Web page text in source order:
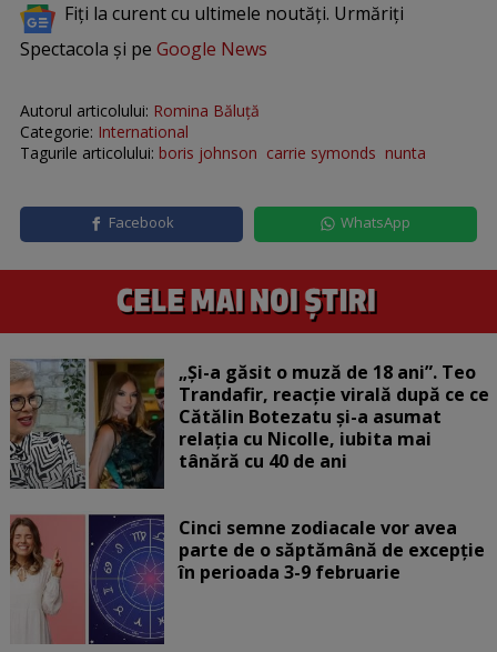
Fiți la curent cu ultimele noutăți. Urmăriți
Spectacola și pe Google News
Autorul articolului: Romina Băluță
Categorie: International
Tagurile articolului: boris johnson carrie symonds nunta
Facebook WhatsApp
„Și-a găsit o muză de 18 ani”. Teo
Trandafir, reacție virală după ce ce
Cătălin Botezatu și-a asumat
relația cu Nicolle, iubita mai
tânără cu 40 de ani
Cinci semne zodiacale vor avea
parte de o săptămână de excepție
în perioada 3-9 februarie